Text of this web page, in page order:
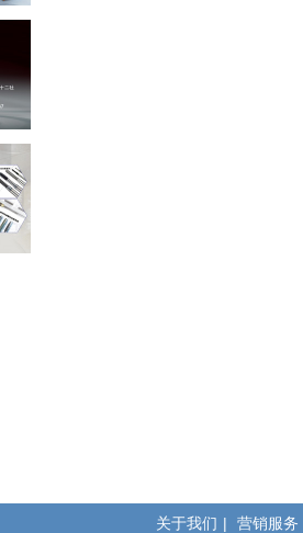
关于我们 | 营销服务